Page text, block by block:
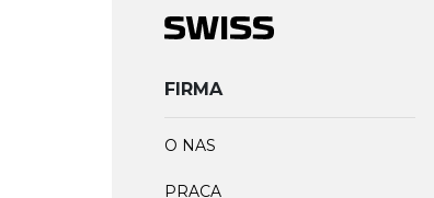
FIRMA
O NAS
PRACA